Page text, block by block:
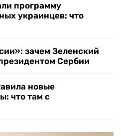
программу
украинцев: что
зачем Зеленский
Сербии
новые
что там с